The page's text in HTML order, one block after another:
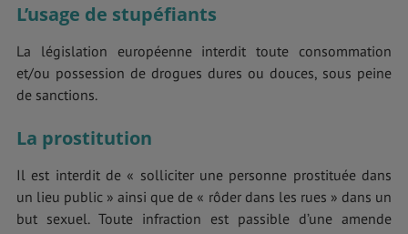
L’usage de stupéfiants
La législation européenne interdit toute consommation
et/ou possession de drogues dures ou douces, sous peine
de sanctions.
La prostitution
Il est interdit de « solliciter une personne prostituée dans
un lieu public » ainsi que de « rôder dans les rues » dans un
but sexuel. Toute infraction est passible d’une amende